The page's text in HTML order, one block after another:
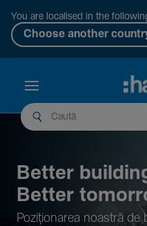
You are localised in the
Choose another
Better
Better
Pozi­țio­narea noastră de